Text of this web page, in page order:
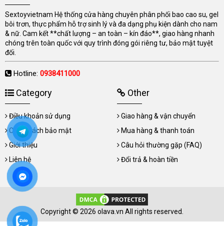
Sextoyvietnam Hệ thống cửa hàng chuyên phân phối bao cao su, gel
bôi trơn, thực phẩm hỗ trợ sinh lý và đa dạng phụ kiện dành cho nam
& nữ. Cam kết **chất lượng – an toàn – kín đáo**, giao hàng nhanh
chóng trên toàn quốc với quy trình đóng gói riêng tư, bảo mật tuyệt
đối.
Hotline: 0938411000
Category
Điều khoản sử dụng
Chính sách bảo mật
Giới thiệu
Liên hệ
Other
Giao hàng & vận chuyển
Mua hàng & thanh toán
Câu hỏi thường gặp (FAQ)
Đổi trả & hoàn tiền
Copyright © 2026 olava.vn All rights reserved.